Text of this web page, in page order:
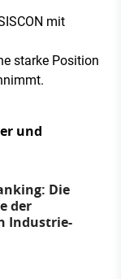
mit
starke Position
und
Die
der
Industrie-